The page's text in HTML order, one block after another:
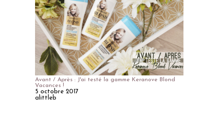
Avant / Après : J'ai testé la gamme Keranove Blond
Vacances !
5 octobre 2017
alittleb